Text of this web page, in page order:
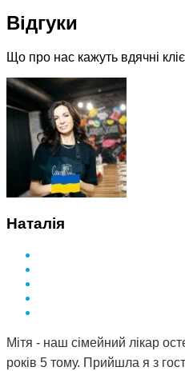
Відгуки
Що про нас кажуть вдячні
Наталія
Мітя - наш сімейний лікар
років 5 тому. Прийшла я з